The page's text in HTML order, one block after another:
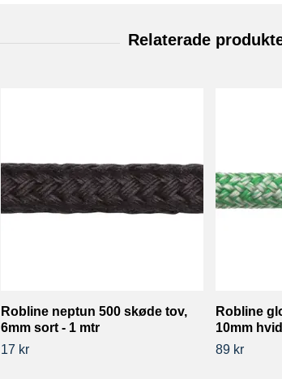
Robline neptun 500 skøde tov,
6mm sort - 1 mtr
17 kr
Robline
10mm
89 kr